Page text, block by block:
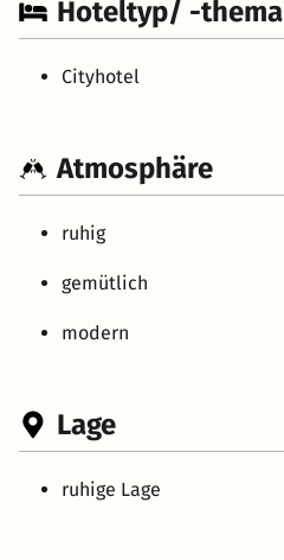
Hoteltyp/ -thema
Cityhotel
Atmosphäre
ruhig
gemütlich
modern
Lage
ruhige Lage